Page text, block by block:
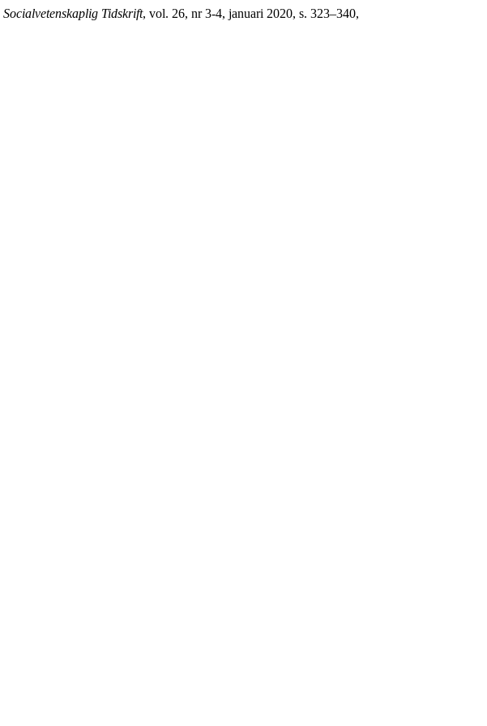
Socialvetenskaplig Tidskrift, vol. 26, nr 3-4, januari 2020, s. 323–340,